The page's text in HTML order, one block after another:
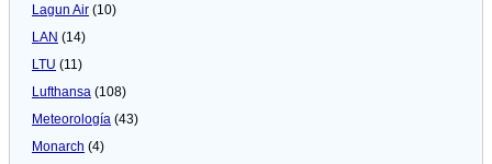
Lagun Air (10)
LAN (14)
LTU (11)
Lufthansa (108)
Meteorologí­a (43)
Monarch (4)